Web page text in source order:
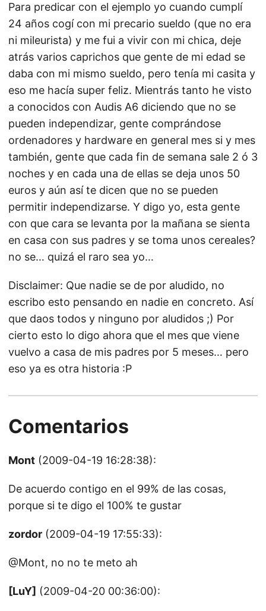
Para predicar con el ejemplo yo cuando cumplí
24 años cogí con mi precario sueldo (que no era
ni mileurista) y me fui a vivir con mi chica, deje
atrás varios caprichos que gente de mi edad se
daba con mi mismo sueldo, pero tenía mi casita y
eso me hacía super feliz. Mientrás tanto he visto
a conocidos con Audis A6 diciendo que no se
pueden independizar, gente comprándose
ordenadores y hardware en general mes si y mes
también, gente que cada fin de semana sale 2 ó 3
noches y en cada una de ellas se deja unos 50
euros y aún así te dicen que no se pueden
permitir independizarse. Y digo yo, esta gente
con que cara se levanta por la mañana se sienta
en casa con sus padres y se toma unos cereales?
no se… quizá el raro sea yo…
Disclaimer: Que nadie se de por aludido, no
escribo esto pensando en nadie en concreto. Así
que daos todos y ninguno por aludidos ;) Por
cierto esto lo digo ahora que el mes que viene
vuelvo a casa de mis padres por 5 meses… pero
eso ya es otra historia :P
Comentarios
Mont (2009-04-19 16:28:38):
De acuerdo contigo en el 99% de las cosas,
porque si te digo el 100% te gustar
zordor (2009-04-19 17:55:33):
@Mont, no no te meto ah
[LuY] (2009-04-20 00:36:00):